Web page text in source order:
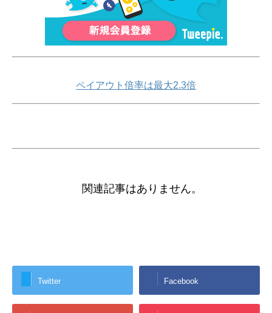
ペイアウト倍率は最大2.3倍
関連記事はありません。
Twitter Facebook